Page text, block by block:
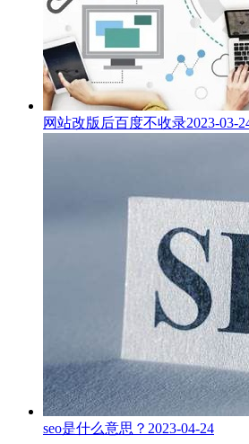
网站改版后百度不收录2023-03-
seo是什么意思？ 2023-04-24